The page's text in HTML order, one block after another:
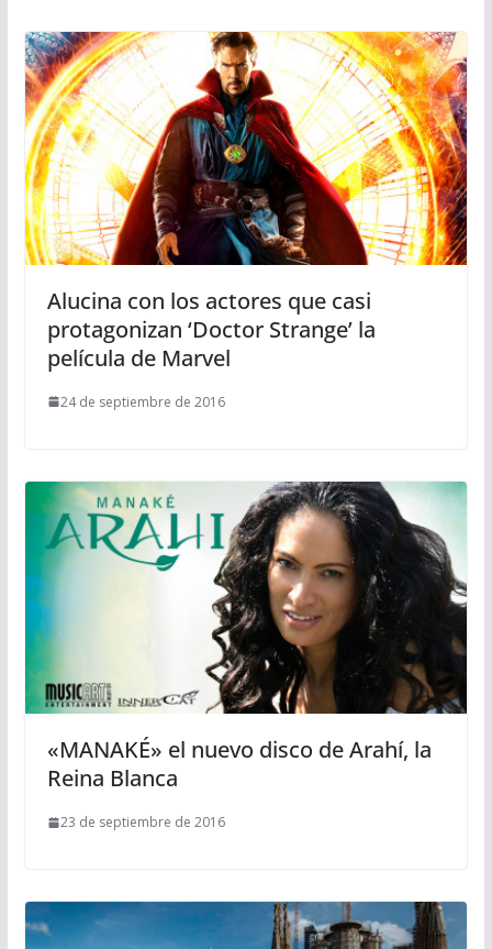
Alucina con los actores que casi
protagonizan ‘Doctor Strange’ la
película de Marvel
24 de septiembre de 2016
«MANAKÉ» el nuevo disco de Arahí, la
Reina Blanca
23 de septiembre de 2016